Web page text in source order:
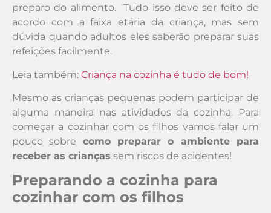
preparo do alimento. Tudo isso deve ser feito de
acordo com a faixa etária da criança, mas sem
dúvida quando adultos eles saberão preparar suas
refeições facilmente.
Leia também: Criança na cozinha é tudo de bom!
Mesmo as crianças pequenas podem participar de
alguma maneira nas atividades da cozinha. Para
começar a cozinhar com os filhos vamos falar um
pouco sobre como preparar o ambiente para
receber as crianças sem riscos de acidentes!
Preparando a cozinha para
cozinhar com os filhos